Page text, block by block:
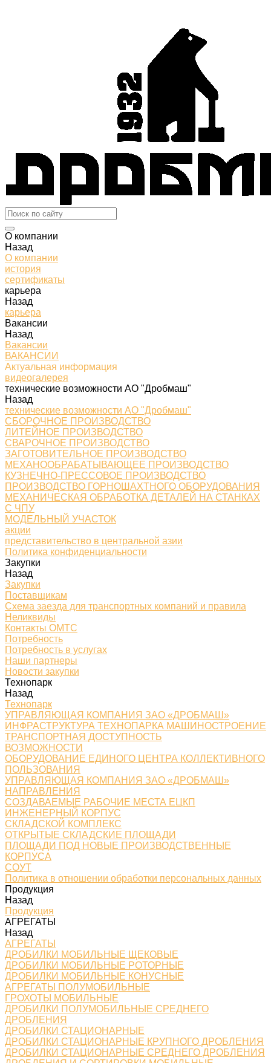
О компании
Назад
О компании
история
сертификаты
карьера
Назад
карьера
Вакансии
Назад
Вакансии
ВАКАНСИИ
Актуальная информация
видеогалерея
технические возможности АО "Дробмаш"
Назад
технические возможности АО "Дробмаш"
СБОРОЧНОЕ ПРОИЗВОДСТВО
ЛИТЕЙНОЕ ПРОИЗВОДСТВО
СВАРОЧНОЕ ПРОИЗВОДСТВО
ЗАГОТОВИТЕЛЬНОЕ ПРОИЗВОДСТВО
МЕХАНООБРАБАТЫВАЮЩЕЕ ПРОИЗВОДСТВО
КУЗНЕЧНО-ПРЕССОВОЕ ПРОИЗВОДСТВО
ПРОИЗВОДСТВО ГОРНОШАХТНОГО ОБОРУДОВАНИЯ
МЕХАНИЧЕСКАЯ ОБРАБОТКА ДЕТАЛЕЙ НА СТАНКАХ
С ЧПУ
МОДЕЛЬНЫЙ УЧАСТОК
акции
представительство в центральной азии
Политика конфиденциальности
Закупки
Назад
Закупки
Поставщикам
Схема заезда для транспортных компаний и правила
Неликвиды
Контакты ОМТС
Потребность
Потребность в услугах
Наши партнеры
Новости закупки
Технопарк
Назад
Технопарк
УПРАВЛЯЮЩАЯ КОМПАНИЯ ЗАО «ДРОБМАШ»
ИНФРАСТРУКТУРА ТЕХНОПАРКА МАШИНОСТРОЕНИЕ
ТРАНСПОРТНАЯ ДОСТУПНОСТЬ
ВОЗМОЖНОСТИ
ОБОРУДОВАНИЕ ЕДИНОГО ЦЕНТРА КОЛЛЕКТИВНОГО
ПОЛЬЗОВАНИЯ
УПРАВЛЯЮЩАЯ КОМПАНИЯ ЗАО «ДРОБМАШ»
НАПРАВЛЕНИЯ
СОЗДАВАЕМЫЕ РАБОЧИЕ МЕСТА ЕЦКП
ИНЖЕНЕРНЫЙ КОРПУС
СКЛАДСКОЙ КОМПЛЕКС
ОТКРЫТЫЕ СКЛАДСКИЕ ПЛОЩАДИ
ПЛОЩАДИ ПОД НОВЫЕ ПРОИЗВОДСТВЕННЫЕ
КОРПУСА
СОУТ
Политика в отношении обработки персональных данных
Продукция
Назад
Продукция
АГРЕГАТЫ
Назад
АГРЕГАТЫ
ДРОБИЛКИ МОБИЛЬНЫЕ ЩЕКОВЫЕ
ДРОБИЛКИ МОБИЛЬНЫЕ РОТОРНЫЕ
ДРОБИЛКИ МОБИЛЬНЫЕ КОНУСНЫЕ
АГРЕГАТЫ ПОЛУМОБИЛЬНЫЕ
ГРОХОТЫ МОБИЛЬНЫЕ
ДРОБИЛКИ ПОЛУМОБИЛЬНЫЕ СРЕДНЕГО
ДРОБЛЕНИЯ
ДРОБИЛКИ СТАЦИОНАРНЫЕ
ДРОБИЛКИ СТАЦИОНАРНЫЕ КРУПНОГО ДРОБЛЕНИЯ
ДРОБИЛКИ СТАЦИОНАРНЫЕ СРЕДНЕГО ДРОБЛЕНИЯ